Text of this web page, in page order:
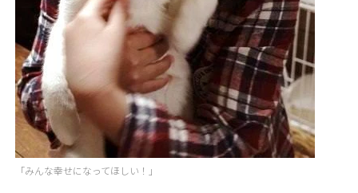
「みんな幸せになってほしい！」